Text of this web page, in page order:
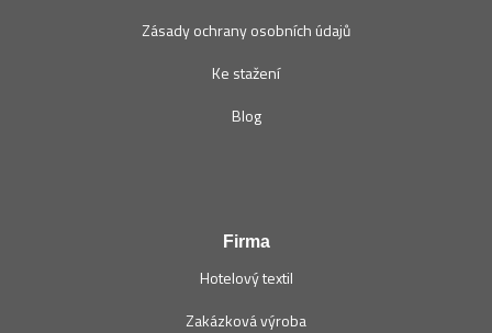
Zásady ochrany osobních údajů
Ke stažení
Blog
Firma
Hotelový textil
Zakázková výroba